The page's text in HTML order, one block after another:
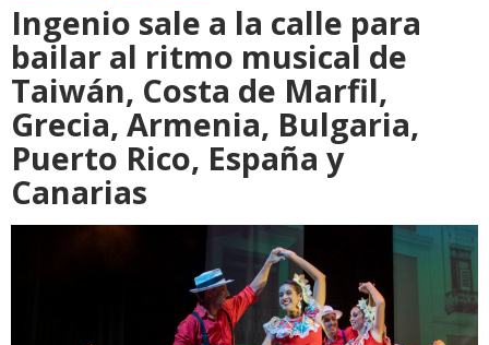
Ingenio sale a la calle para
bailar al ritmo musical de
Taiwán, Costa de Marfil,
Grecia, Armenia, Bulgaria,
Puerto Rico, España y
Canarias